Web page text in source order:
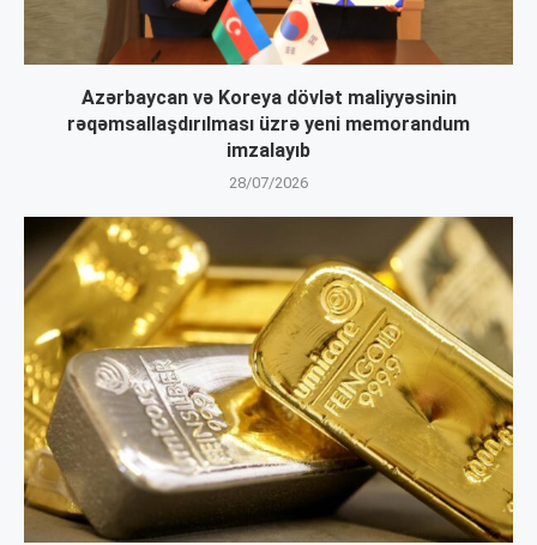
Azərbaycan və Koreya dövlət maliyyəsinin
rəqəmsallaşdırılması üzrə yeni memorandum
imzalayıb
28/07/2026